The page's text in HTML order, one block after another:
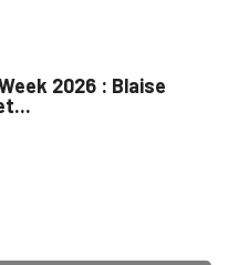
2026 : Blaise